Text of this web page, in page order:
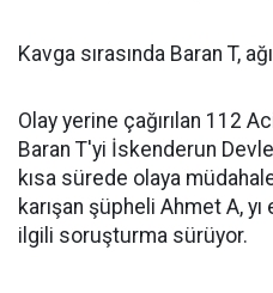
Kavga sırasında Baran T,
Olay yerine çağırılan 112
Baran T'yi İskenderun
kısa sürede olaya
karışan şüpheli Ahmet A,
ilgili soruşturma sürüyor.